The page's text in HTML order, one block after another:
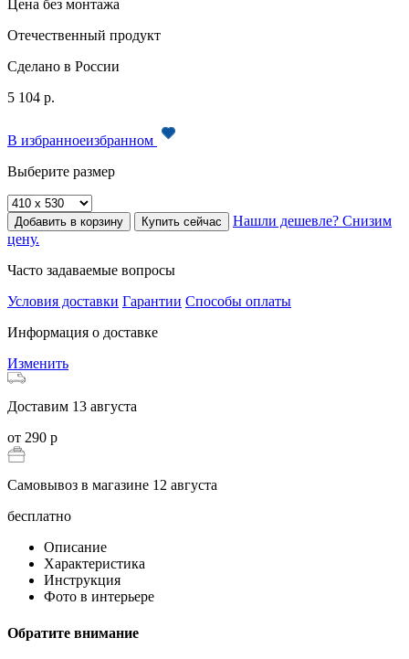
Цена без монтажа
Отечественный продукт
Сделано в России
5 104 р.
В избранноеизбранном
Выберите размер
Добавить в корзину Купить сейчас
Нашли дешевле? Снизим
цену.
Часто задаваемые вопросы
Условия доставки Гарантии Способы оплаты
Информация о доставке
Изменить
Доставим 13 августа
от 290 р
Самовывоз в магазине 12 августа
бесплатно
Описание
Характеристика
Инструкция
Фото в интерьере
Обратите внимание